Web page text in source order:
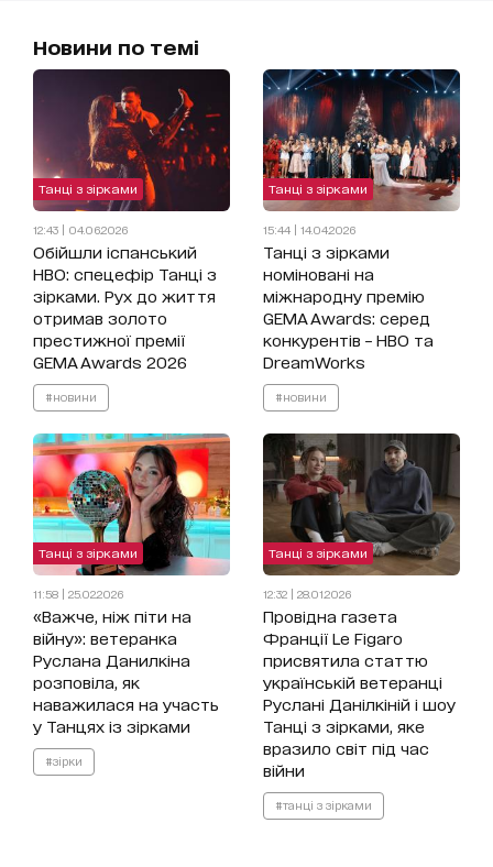
Новини по темі
Танці з зірками
12:43 | 04.06.2026
Обійшли іспанський
HBO: спецефір Танці з
зірками. Рух до життя
отримав золото
престижної премії
GEMA Awards 2026
#новини
Танці з зірками
15:44 | 14.04.2026
Танці з зірками
номіновані на
міжнародну премію
GEMA Awards: серед
конкурентів – HBO та
DreamWorks
#новини
Танці з зірками
11:58 | 25.02.2026
«Важче, ніж піти на
війну»: ветеранка
Руслана Данилкіна
розповіла, як
наважилася на участь
у Танцях із зірками
#зірки
Танці з зірками
12:32 | 28.01.2026
Провідна газета
Франції Le Figaro
присвятила статтю
українській ветеранці
Руслані Данілкіній і шоу
Танці з зірками, яке
вразило світ під час
війни
#танці з зірками